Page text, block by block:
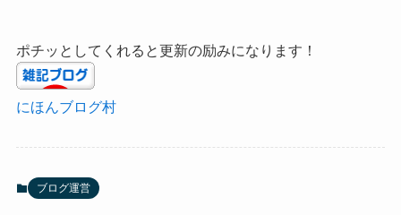
ポチッとしてくれると更新の励みになります！
にほんブログ村
ブログ運営